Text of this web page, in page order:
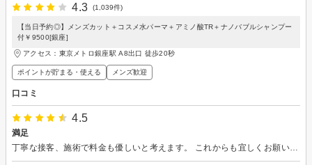
4.3
(1,039件)
【当日予約◎】メンズカット＋コスメ水パーマ＋アミノ酸TR＋ナノバブルシャンプー
付￥9500[銀座]
アクセス：東京メトロ銀座駅 A8出口 徒歩20秒
ポイントが貯まる・使える メンズ歓迎
口コミ
4.5
満足
丁寧な接客、施術で料金も優しいと考えます。 これからも宜しくお願いします。